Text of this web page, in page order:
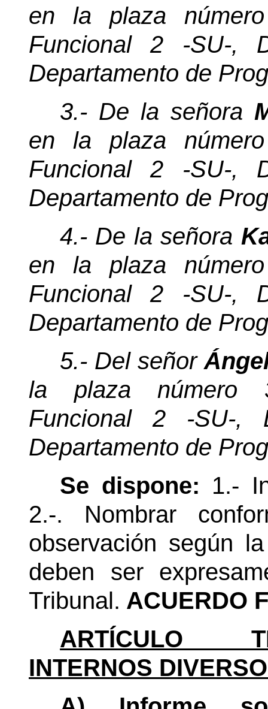
en la plaza
Funcional 2 -SU-,
Departamento de
3.- De la señora
en la plaza
Funcional 2 -SU-,
Departamento de
4.- De la señora
en la plaza
Funcional 2 -SU-,
Departamento de
5.- Del señor
la plaza número
Funcional 2 -SU-,
Departamento de
Se dispone: 1.-
2.-. Nombrar
observación según
deben ser
Tribunal. ACUERDO
ARTÍCULO
INTERNOS